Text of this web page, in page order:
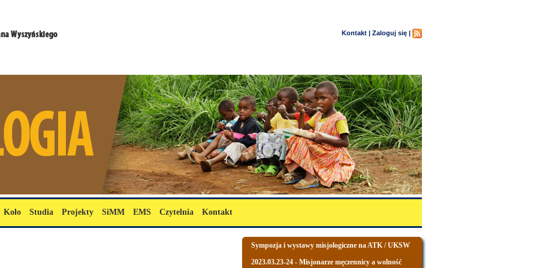
Kontakt | Zaloguj się |
Koło Studia Projekty SiMM EMS Czytelnia Kontakt
Sympozja i wystawy misjologiczne na ATK / UKSW
2023.03.23-24 - Misjonarze męczennicy a wolność